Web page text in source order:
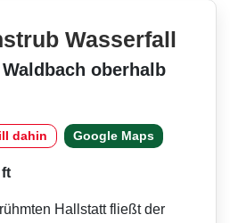
Wasserfall
oberhalb
dahin Google Maps
ft
Hallstatt fließt der